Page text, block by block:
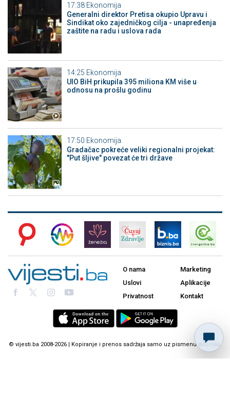
17:38 Ekonomija
Generalni direktor Pretisa okupio Upravu i
Sindikat oko zajedničkog cilja - unapređenja
zaštite na radu i uslova rada
14:25 Ekonomija
UIO BiH prikupila 395 miliona KM više u
odnosu na prošlu godinu
17:50 Ekonomija
Gradačac pokreće veliki regionalni projekat:
"Put šljive" povezat će tri države
O nama
Uslovi
Privatnost
Marketing
Aplikacije
Kontakt
© vijesti.ba 2008-2026 | Kopiranje i prenos sadržaja samo uz pismenu dozvolu.